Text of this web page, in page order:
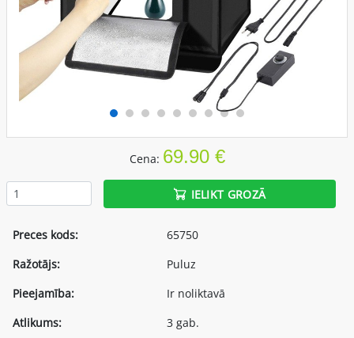
Cena: 69.90 €
IELIKT GROZĀ
Preces kods:
65750
Ražotājs:
Puluz
Pieejamība:
Ir noliktavā
Atlikums:
3 gab.